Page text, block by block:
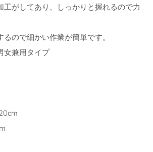
工がしてあり、しっかりと握れるので力
ので細かい作業が簡単です。
女兼用タイプ